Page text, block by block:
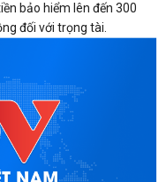
bảo hiểm lên đến 300
đối với trọng tài.